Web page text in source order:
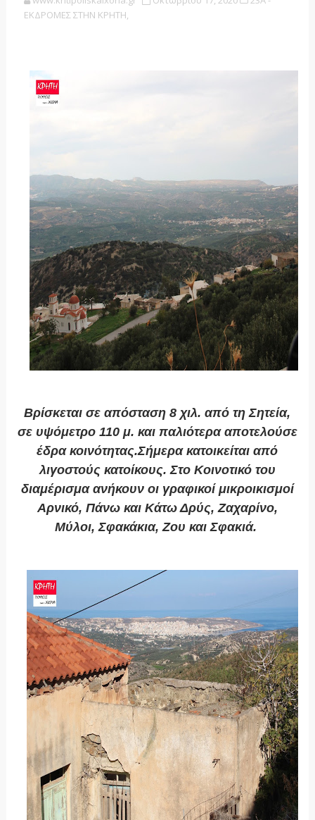
ΕΚΔΡΟΜΕΣ ΣΤΗΝ ΚΡΗΤΗ,
Βρίσκεται σε απόσταση 8 χιλ. από τη Σητεία,
σε υψόμετρο 110 μ. και παλιότερα αποτελούσε
έδρα κοινότητας.Σήμερα κατοικείται από
λιγοστούς κατοίκους. Στο Κοινοτικό του
διαμέρισμα ανήκουν οι γραφικοί μικροικισμοί
Αρνικό, Πάνω και Κάτω Δρύς, Ζαχαρίνο,
Μύλοι, Σφακάκια, Ζου και Σφακιά.